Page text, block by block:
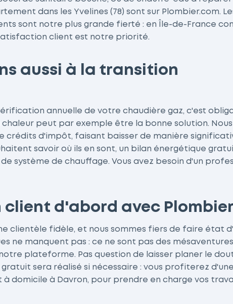
dans les Yvelines (78) sont sur Plombier.com.
sont notre plus grande fierté : en Île-de-France
client est notre priorité.
aussi à la transition
annuelle de votre chaudière gaz, c'est
chaleur peut par exemple être la bonne solution.
d'impôt, faisant baisser de manière
savoir où ils en sont, un bilan énergétique
système de chauffage. Vous avez besoin d'un
d'abord avec
clientèle fidèle, et nous sommes fiers de faire état
ne manquent pas : ce ne sont pas des
plateforme. Pas question de laisser planer le
sera réalisé si nécessaire : vous profiterez
à domicile à Davron, pour prendre en charge vos